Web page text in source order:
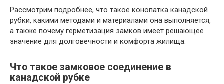
Рассмотрим подробнее, что такое конопатка канадской
рубки, какими методами и материалами она выполняется,
а также почему герметизация замков имеет решающее
значение для долговечности и комфорта жилища.
Что такое замковое соединение в
канадской рубке